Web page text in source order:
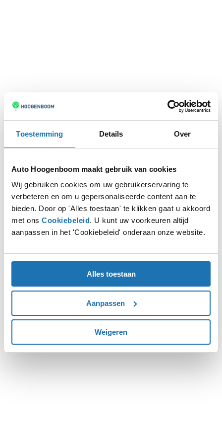
Toestemming Details Over
Auto Hoogenboom maakt gebruik van cookies
Wij gebruiken cookies om uw gebruikerservaring te
verbeteren en om u gepersonaliseerde content aan te
bieden. Door op 'Alles toestaan' te klikken gaat u akkoord
met ons Cookiebeleid. U kunt uw voorkeuren altijd
aanpassen in het 'Cookiebeleid' onderaan onze website.
Alles toestaan
Aanpassen
Weigeren
Application error: aclient-side exception has occurred while
loadingwww.autohoogenboom.nl (see the browser console
more information).